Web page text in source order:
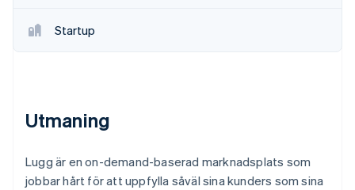
Startup
Utmaning
Lugg är en on-demand-baserad marknadsplats som
jobbar hårt för att uppfylla såväl sina kunders som sina